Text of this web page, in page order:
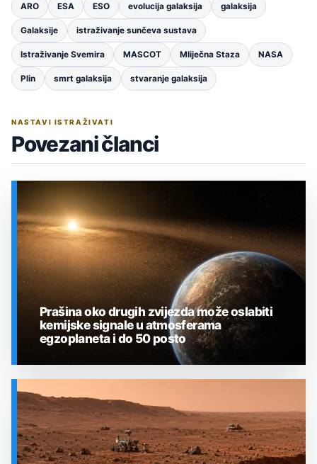
ARO ESA ESO evolucija galaksija galaksija
Galaksije istraživanje sunčeva sustava
Istraživanje Svemira MASCOT Mliječna Staza NASA
Plin smrt galaksija stvaranje galaksija
NASTAVI ISTRAŽIVATI
Povezani članci
SVEMIR
Prašina oko drugih zvijezda može oslabiti
kemijske signale u atmosferama
egzoplaneta i do 50 posto